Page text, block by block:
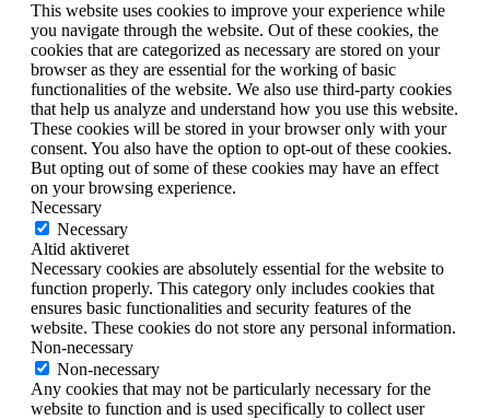
This website uses cookies to improve your experience while
you navigate through the website. Out of these cookies, the
cookies that are categorized as necessary are stored on your
browser as they are essential for the working of basic
functionalities of the website. We also use third-party cookies
that help us analyze and understand how you use this website.
These cookies will be stored in your browser only with your
consent. You also have the option to opt-out of these cookies.
But opting out of some of these cookies may have an effect
on your browsing experience.
Necessary
Necessary
Altid aktiveret
Necessary cookies are absolutely essential for the website to
function properly. This category only includes cookies that
ensures basic functionalities and security features of the
website. These cookies do not store any personal information.
Non-necessary
Non-necessary
Any cookies that may not be particularly necessary for the
website to function and is used specifically to collect user